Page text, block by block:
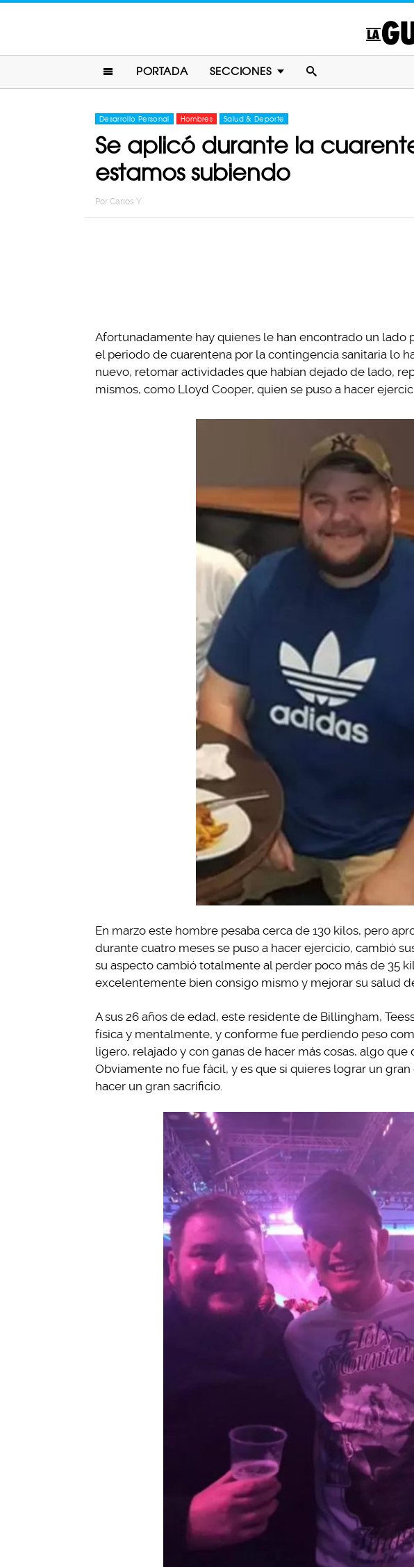
PORTADA SECCIONES
Desarrollo Personal Hombres Salud & Deporte
Se aplicó durante la
estamos subiendo
Por Carlos Y
Afortunadamente hay quienes le han encontrado un lado
el periodo de cuarentena por la contingencia sanitaria lo
nuevo, retomar actividades que habían dejado de lado,
mismos, como Lloyd Cooper, quien se puso a hacer
En marzo este hombre pesaba cerca de 130 kilos, pero
durante cuatro meses se puso a hacer ejercicio, cambió
su aspecto cambió totalmente al perder poco más de 35
excelentemente bien consigo mismo y mejorar su salud
A sus 26 años de edad, este residente de Billingham,
física y mentalmente, y conforme fue perdiendo peso
ligero, relajado y con ganas de hacer más cosas, algo que
Obviamente no fue fácil, y es que si quieres lograr un
hacer un gran sacrificio.